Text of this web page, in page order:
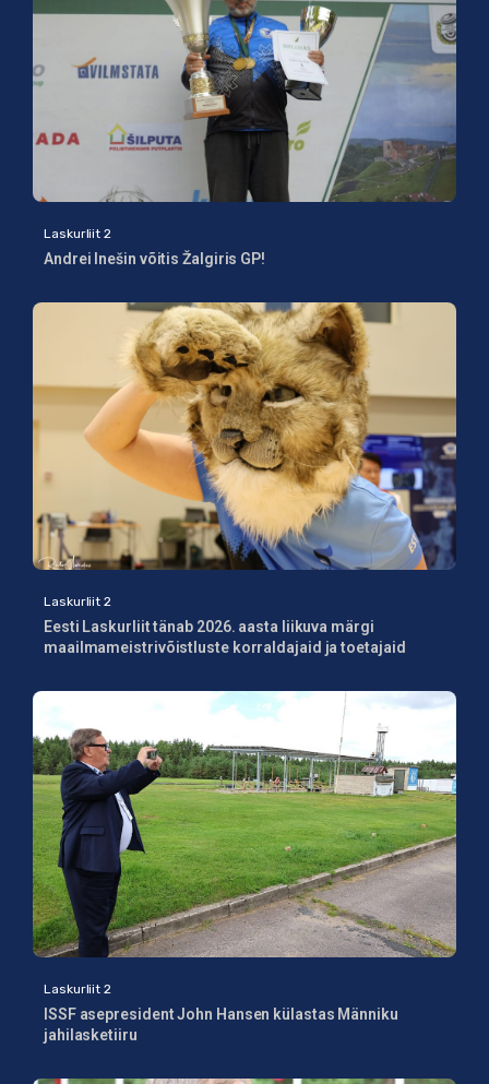
Laskurliit 2
Andrei Inešin võitis Žalgiris GP!
Laskurliit 2
Eesti Laskurliit tänab 2026. aasta liikuva märgi
maailmameistrivõistluste korraldajaid ja toetajaid
Laskurliit 2
ISSF asepresident John Hansen külastas Männiku
jahilasketiiru